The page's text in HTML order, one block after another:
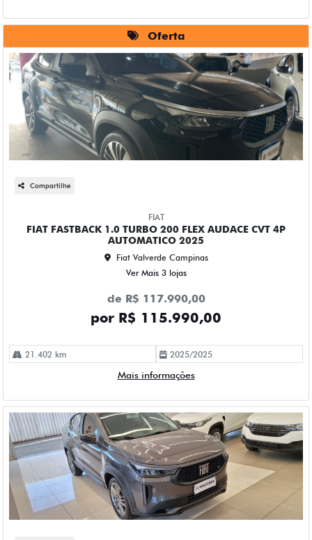
Oferta
Compartilhe
FIAT
FIAT FASTBACK 1.0 TURBO 200 FLEX AUDACE CVT 4P
AUTOMATICO 2025
Fiat Valverde Campinas
Ver Mais 3 lojas
de R$ 117.990,00
por R$ 115.990,00
21.402 km 2025/2025
Mais informações